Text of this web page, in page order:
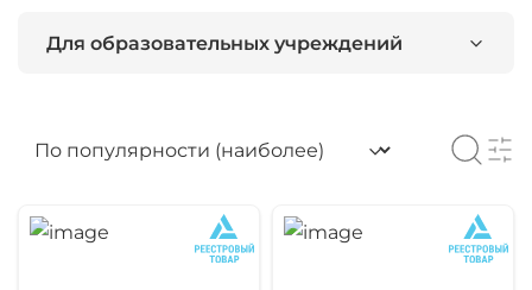
Для образовательных учреждений